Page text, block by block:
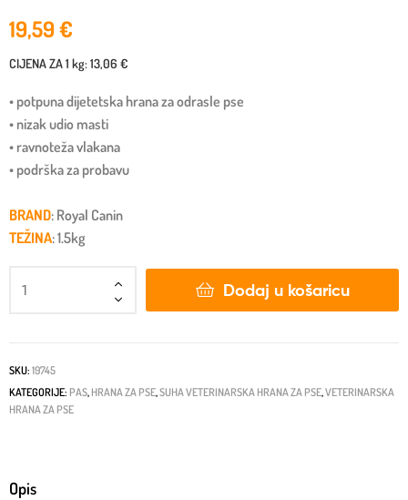
19,59€
CIJENA ZA1 kg:13,06 €
• potpuna dijetetska hrana za odrasle pse
• nizak udio masti
• ravnoteža vlakana
• podrška za probavu
BRAND: Royal Canin
TEŽINA: 1.5kg
Dodaj u košaricu
SKU: 19745
KATEGORIJE: PAS, HRANA ZA PSE,SUHA VETERINARSKA HRANA ZA PSE,VETERINARSKA
HRANA ZA PSE
Opis